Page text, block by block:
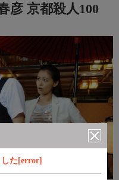
した[error]
彦 京都殺人100